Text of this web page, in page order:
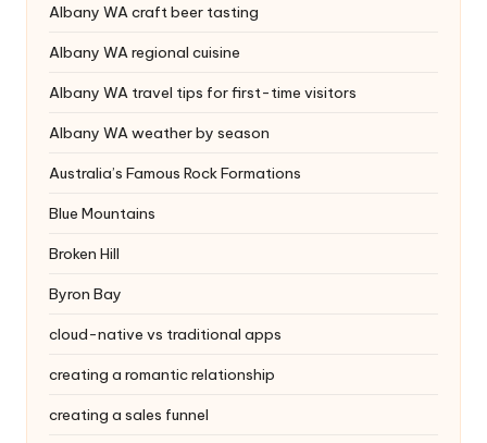
Albany WA craft beer tasting
Albany WA regional cuisine
Albany WA travel tips for first-time visitors
Albany WA weather by season
Australia’s Famous Rock Formations
Blue Mountains
Broken Hill
Byron Bay
cloud-native vs traditional apps
creating a romantic relationship
creating a sales funnel